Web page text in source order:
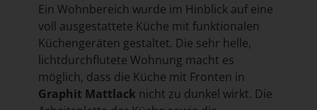
Ein Wohnbereich wurde im Hinblick auf eine
voll ausgestattete Küche mit funktionalen
Küchengeräten gestaltet. Die sehr helle,
lichtdurchflutete Wohnung macht es
möglich, dass die Küche mit Fronten in
Graphit Mattlack nicht zu dunkel wirkt. Die